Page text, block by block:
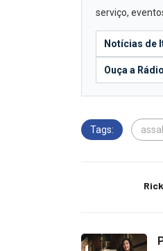
serviço,
Notícias de
Ouça a
Tags: